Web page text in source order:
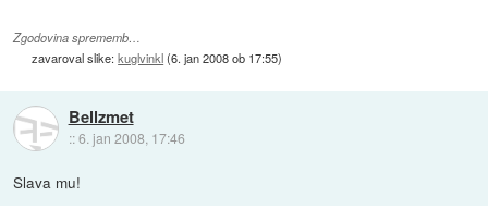
Zgodovina sprememb…
zavaroval slike:kuglvinkl(6. jan 2008 ob 17:55)
Bellzmet
::6. jan 2008, 17:46
Slava mu!